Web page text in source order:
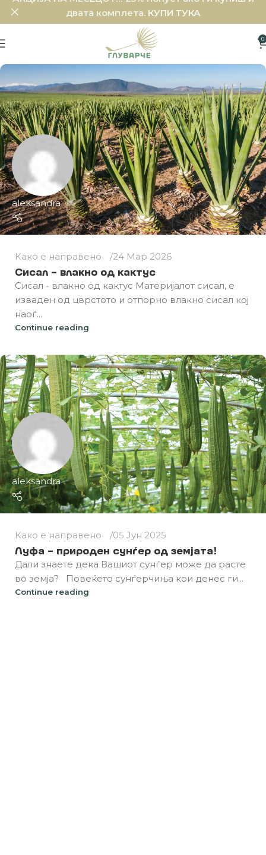
0
aleksandra
Како е направено 24 Мар 2026
Сисал – влакно од кактус
Сисал - влакно од кактус Материјалот сисал, е
изваден од цврстото и отпорно влакно сисал кој
наоѓ...
Continue reading
aleksandra
Како е направено 05 Јун 2025
Луфа – природен сунѓер од земјата!
Дали знаете дека Вашиот сунѓер може да расте
во земја? Повеќето сунѓерчиња кои денес ги...
Continue reading
двата комплета. КУПИ ТУКА